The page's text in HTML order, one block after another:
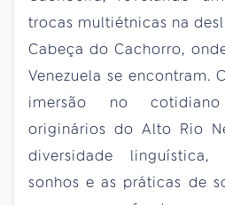
trocas multiétnicas na
Cabeça do Cachorro,
Venezuela se encontram.
imersão no
originários do Alto Rio
diversidade
sonhos e as práticas de